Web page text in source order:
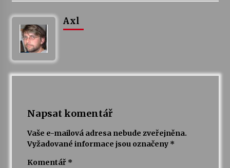
Axl
Napsat komentář
Vaše e-mailová adresa nebude zveřejněna.
Vyžadované informace jsou označeny *
Komentář *